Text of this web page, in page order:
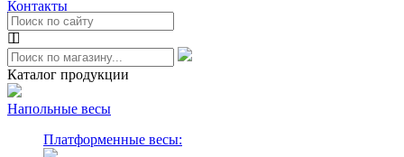
Контакты
Каталог продукции
Напольные весы
Платформенные весы: